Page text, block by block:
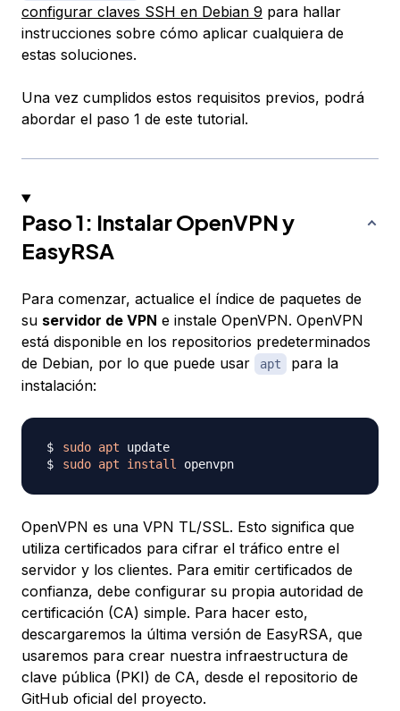
configurar claves SSH en Debian 9 para hallar
instrucciones sobre cómo aplicar cualquiera de
estas soluciones.
Una vez cumplidos estos requisitos previos, podrá
abordar el paso 1 de este tutorial.
Paso 1: Instalar OpenVPN y
EasyRSA
Para comenzar, actualice el índice de paquetes de
su servidor de VPN e instale OpenVPN. OpenVPN
está disponible en los repositorios predeterminados
de Debian, por lo que puede usar
apt
para la
instalación:
sudo apt
sudo apt install
OpenVPN es una VPN TL/SSL. Esto significa que
utiliza certificados para cifrar el tráfico entre el
servidor y los clientes. Para emitir certificados de
confianza, debe configurar su propia autoridad de
certificación (CA) simple. Para hacer esto,
descargaremos la última versión de EasyRSA, que
usaremos para crear nuestra infraestructura de
clave pública (PKI) de CA, desde el repositorio de
GitHub oficial del proyecto.